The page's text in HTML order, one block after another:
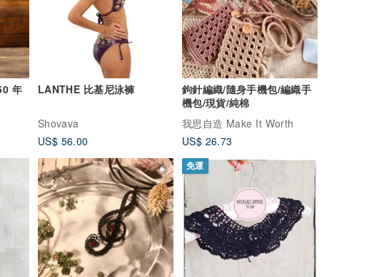
年
LANTHE 比基尼泳褲
Shovava
US$ 56.00
鉤針編織/隨身手機包/編織手
機包/現貨/純棉
我思自造 Make It Worth
US$ 26.73
免運